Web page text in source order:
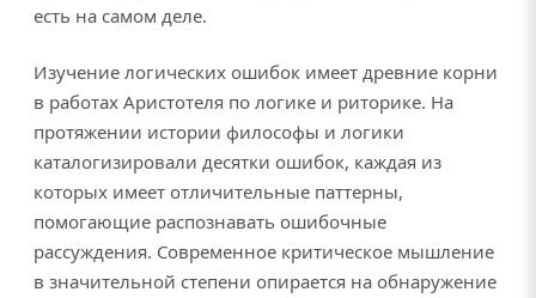
есть на самом деле.
Изучение логических ошибок имеет древние корни
в работах Аристотеля по логике и риторике. На
протяжении истории философы и логики
каталогизировали десятки ошибок, каждая из
которых имеет отличительные паттерны,
помогающие распознавать ошибочные
рассуждения. Современное критическое мышление
в значительной степени опирается на обнаружение